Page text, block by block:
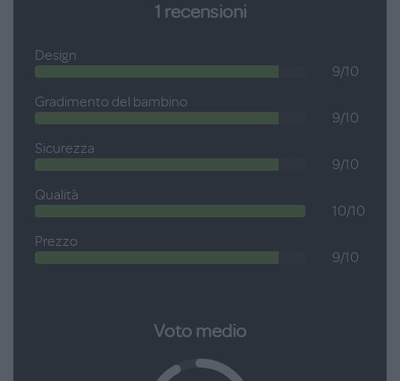
1 recensioni
Design
9/10
Gradimento del bambino
9/10
Sicurezza
9/10
Qualità
10/10
Prezzo
9/10
Voto medio